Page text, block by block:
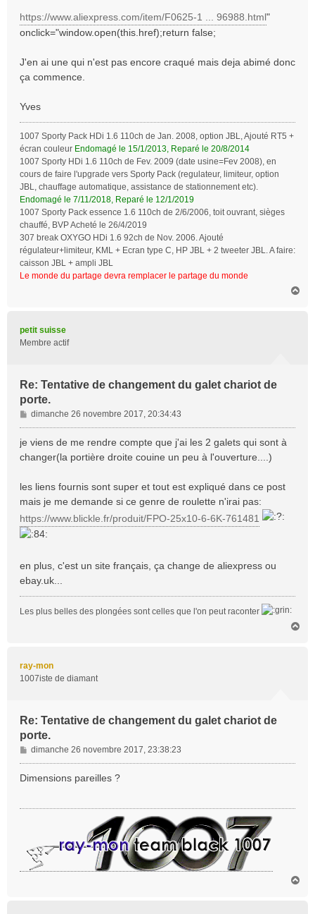
g
e
https://www.aliexpress.com/item/F0625-1 ... 96988.html"
onclick="window.open(this.href);return false;
J'en ai une qui n'est pas encore craqué mais deja abimé donc
ça commence.
Yves
1007 Sporty Pack HDi 1.6 110ch de Jan. 2008, option JBL, Ajouté RT5 +
écran couleur Endomagé le 15/1/2013, Reparé le 20/8/2014
1007 Sporty HDi 1.6 110ch de Fev. 2009 (date usine=Fev 2008), en
cours de faire l'upgrade vers Sporty Pack (regulateur, limiteur, option
JBL, chauffage automatique, assistance de stationnement etc).
Endomagé le 7/11/2018, Reparé le 12/1/2019
1007 Sporty Pack essence 1.6 110ch de 2/6/2006, toit ouvrant, sièges
chauffé, BVP Acheté le 26/4/2019
307 break OXYGO HDi 1.6 92ch de Nov. 2006. Ajouté
régulateur+limiteur, KML + Ecran type C, HP JBL + 2 tweeter JBL. A faire:
caisson JBL + ampli JBL
Le monde du partage devra remplacer le partage du monde
petit suisse
Membre actif
Re: Tentative de changement du galet chariot de
porte.
M
e
s
e
dimanche 26 novembre 2017, 20:34:43
je viens de me rendre compte que j'ai les 2 galets qui sont à
changer(la portière droite couine un peu à l'ouverture....)
les liens fournis sont super et tout est expliqué dans ce post
mais je me demande si ce genre de roulette n'irai pas:
https://www.blickle.fr/produit/FPO-25x10-6-6K-761481
en plus, c'est un site français, ça change de aliexpress ou
ebay.uk...
Les plus belles des plongées sont celles que l'on peut raconter
ray-mon
1007iste de diamant
Re: Tentative de changement du galet chariot de
porte.
M
e
s
dimanche 26 novembre 2017, 23:38:23
Dimensions pareilles ?